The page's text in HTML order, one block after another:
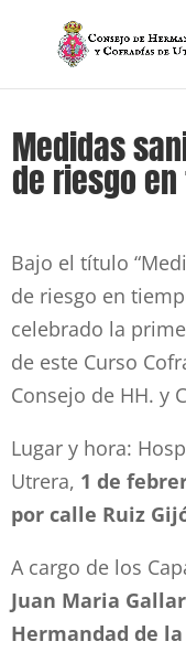
Medidas
de riesgo
Bajo el título
de riesgo en
celebrado la
de este Curso
Consejo de HH. y
Lugar y hora:
Utrera, 1 de
por calle Ruiz
A cargo de los
Juan Maria
Hermandad de